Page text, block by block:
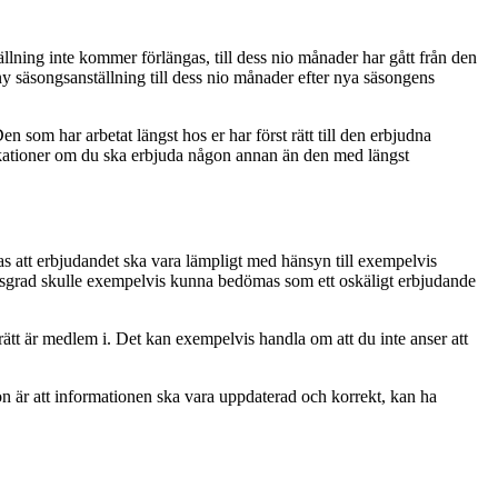
inte kommer förlängas, till dess nio månader har gått från den
till dess nio månader efter nya säsongens
som har arbetat längst hos er har först rätt till den erbjudna
om du ska erbjuda någon annan än den med längst
att erbjudandet ska vara lämpligt med hänsyn till exempelvis
skulle exempelvis kunna bedömas som ett oskäligt erbjudande
är medlem i. Det kan exempelvis handla om att du inte anser att
är att informationen ska vara uppdaterad och korrekt, kan ha